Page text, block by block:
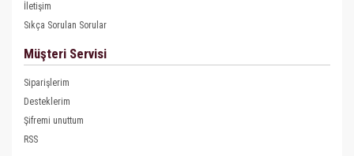
İletişim
Sıkça Sorulan Sorular
Müşteri Servisi
Siparişlerim
Desteklerim
Şifremi unuttum
RSS